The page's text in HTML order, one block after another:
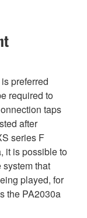
preferred
required to
taps
after
series F
it is possible to
that
played, for
the PA2030a